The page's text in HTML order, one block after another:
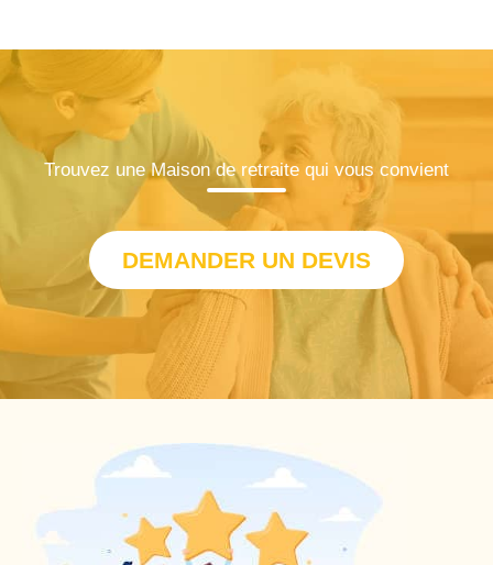
Trouvez une Maison de retraite qui vous convient
DEMANDER UN DEVIS